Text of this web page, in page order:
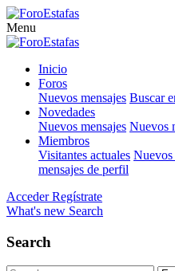
Menu
Inicio
Foros
Nuevos mensajes Buscar
Novedades
Nuevos mensajes Nuevos
Miembros
Visitantes actuales Nuevos
mensajes de perfil
Acceder Regístrate
What's new Search
Search